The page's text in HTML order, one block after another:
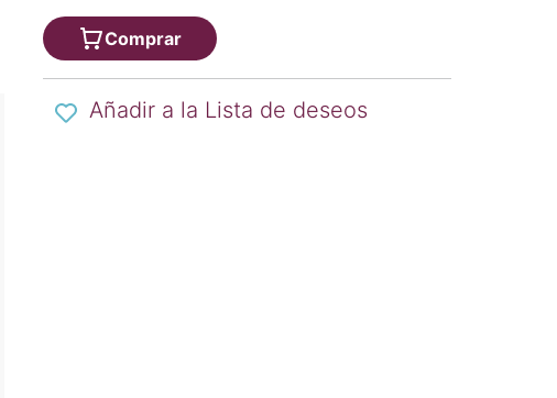
Comprar
Añadir a la Lista de deseos